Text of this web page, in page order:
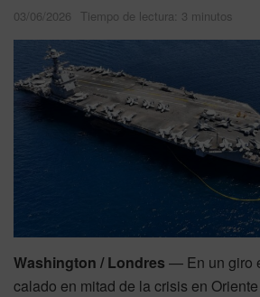
03/06/2026 Tiempo de lectura: 3 minutos
Washington / Londres — En un giro
calado en mitad de la crisis en